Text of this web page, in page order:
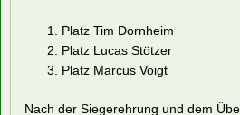
Platz Tim Dornheim
Platz Lucas Stötzer
Platz Marcus Voigt
Nach der Siegerehrung und dem